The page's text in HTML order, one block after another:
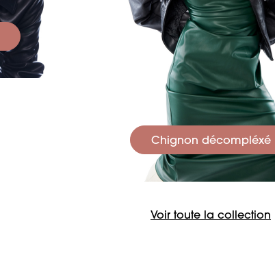
Chignon décompléxé
Voir toute la collection